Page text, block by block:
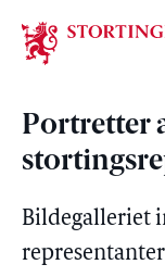
Portretter
Bildegalleriet